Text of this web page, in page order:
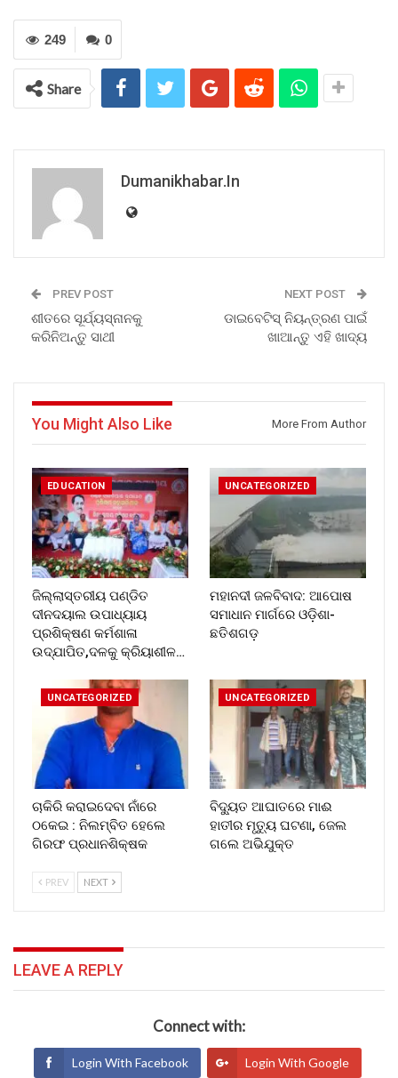
0
249
Share
Dumanikhabar.in
PREV POST
ଶୀତରେ ସୂର୍ଯ୍ୟସ୍ନାନକୁ
କରିନିଅନ୍ତୁ ସାଥୀ
NEXT POST
ଡାଇବେଟିସ୍ ନିୟନ୍ତ୍ରଣ ପାଇଁ
ଖାଆନ୍ତୁ ଏହି ଖାଦ୍ୟ
You Might Also Like More From Author
EDUCATION
ଜିଲ୍ଲାସ୍ତରୀୟ ପଣ୍ଡିତ
ଦୀନଦୟାଲ ଉପାଧ୍ୟାୟ
ପ୍ରଶିକ୍ଷଣ କର୍ମଶାଳା
ଉଦ୍‌ଯାପିତ,ଦଳକୁ କ୍ରିୟାଶୀଳ…
UNCATEGORIZED
ମହାନଦୀ ଜଳବିବାଦ: ଆପୋଷ
ସମାଧାନ ମାର୍ଗରେ ଓଡ଼ିଶା-
ଛତିଶଗଡ଼
UNCATEGORIZED
ଚାକିରି କରାଇଦେବା ନାଁରେ
ଠକେଇ : ନିଲମ୍ବିତ ହେଲେ
ଗିରଫ ପ୍ରଧାନଶିକ୍ଷକ
UNCATEGORIZED
ବିଦ୍ୟୁତ ଆଘାତରେ ମାଈ
ହାତୀର ମୃତ୍ୟୁ ଘଟଣା, ଜେଲ
ଗଲେ ଅଭିଯୁକ୍ତ
PREV NEXT
LEAVE A REPLY
Connect with:
Login With Facebook Login With Google